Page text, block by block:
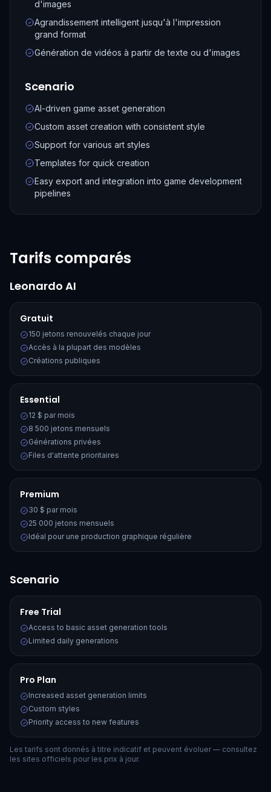
d'images
Agrandissement intelligent jusqu'à l'impression
grand format
Génération de vidéos à partir de texte ou d'images
Scenario
AI-driven game asset generation
Custom asset creation with consistent style
Support for various art styles
Templates for quick creation
Easy export and integration into game development
pipelines
Tarifs comparés
Leonardo AI
Gratuit
150 jetons renouvelés chaque jour
Accès à la plupart des modèles
Créations publiques
Essential
12 $ par mois
8 500 jetons mensuels
Générations privées
Files d'attente prioritaires
Premium
30 $ par mois
25 000 jetons mensuels
Idéal pour une production graphique régulière
Scenario
Free Trial
Access to basic asset generation tools
Limited daily generations
Pro Plan
Increased asset generation limits
Custom styles
Priority access to new features
Les tarifs sont donnés à titre indicatif et peuvent évoluer — consultez
les sites officiels pour les prix à jour.